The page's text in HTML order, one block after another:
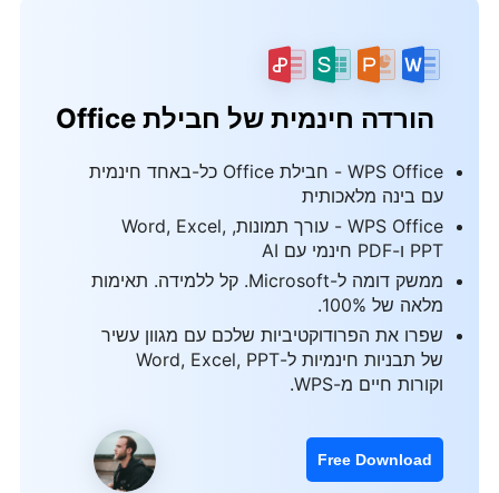
הורדה חינמית של חבילת Office
WPS Office - חבילת Office כל-באחד חינמית
עם בינה מלאכותית
WPS Office - עורך תמונות, Word, Excel,
PPT ו-PDF חינמי עם AI
ממשק דומה ל-Microsoft. קל ללמידה. תאימות
מלאה של 100%.
שפרו את הפרודוקטיביות שלכם עם מגוון עשיר
של תבניות חינמיות ל-Word, Excel, PPT
וקורות חיים מ-WPS.
Free Download